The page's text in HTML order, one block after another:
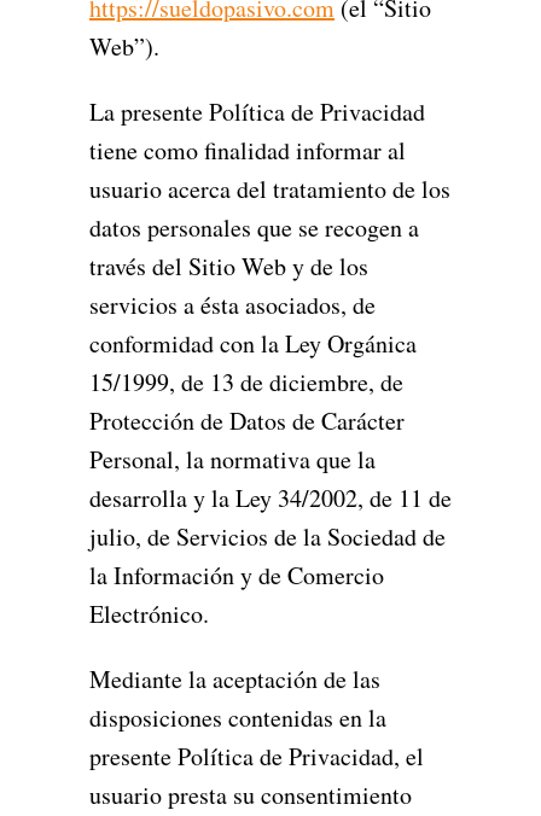
https://sueldopasivo.com (el “Sitio
Web”).
La presente Política de Privacidad
tiene como finalidad informar al
usuario acerca del tratamiento de los
datos personales que se recogen a
través del Sitio Web y de los
servicios a ésta asociados, de
conformidad con la Ley Orgánica
15/1999, de 13 de diciembre, de
Protección de Datos de Carácter
Personal, la normativa que la
desarrolla y la Ley 34/2002, de 11 de
julio, de Servicios de la Sociedad de
la Información y de Comercio
Electrónico.
Mediante la aceptación de las
disposiciones contenidas en la
presente Política de Privacidad, el
usuario presta su consentimiento